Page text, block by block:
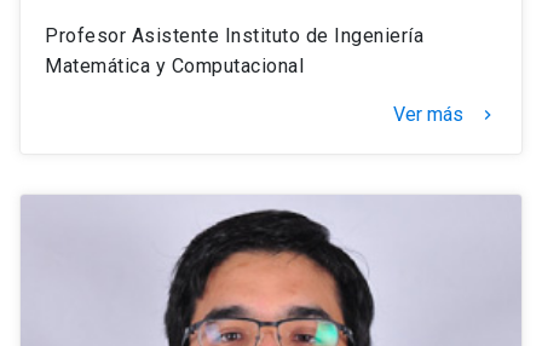
Profesor Asistente Instituto de Ingeniería
Matemática y Computacional
Ver más keyboard_arrow_right